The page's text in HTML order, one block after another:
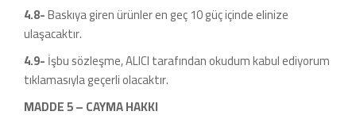
4.8-Baskıya giren ürünler en geç 10 güç içinde elinize
ulaşacaktır.
4.9-İşbu sözleşme, ALICI tarafından okudum kabul ediyorum
tıklamasıyla geçerli olacaktır.
MADDE 5 – CAYMA HAKKI